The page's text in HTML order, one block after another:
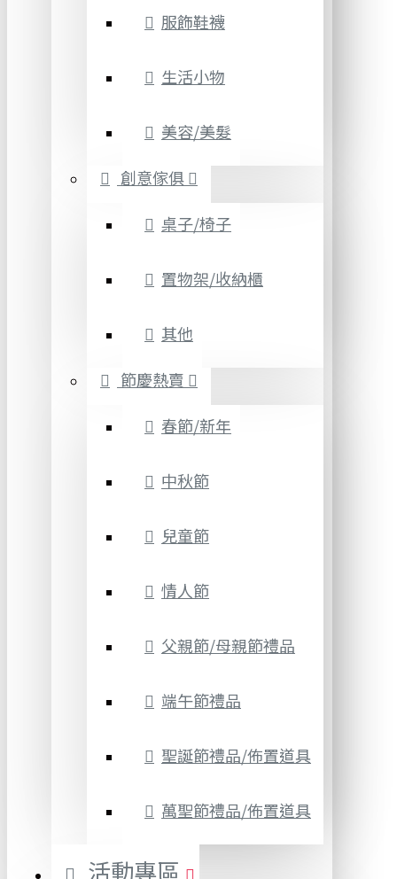
服飾鞋襪
生活小物
美容/美髮
創意傢俱
桌子/椅子
置物架/收納櫃
其他
節慶熱賣
春節/新年
中秋節
兒童節
情人節
父親節/母親節禮品
端午節禮品
聖誕節禮品/佈置道具
萬聖節禮品/佈置道具
活動專區